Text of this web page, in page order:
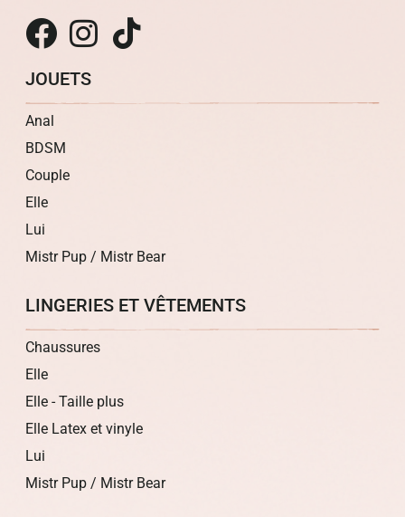
JOUETS
Anal
BDSM
Couple
Elle
Lui
Mistr Pup / Mistr Bear
LINGERIES ET VÊTEMENTS
Chaussures
Elle
Elle - Taille plus
Elle Latex et vinyle
Lui
Mistr Pup / Mistr Bear